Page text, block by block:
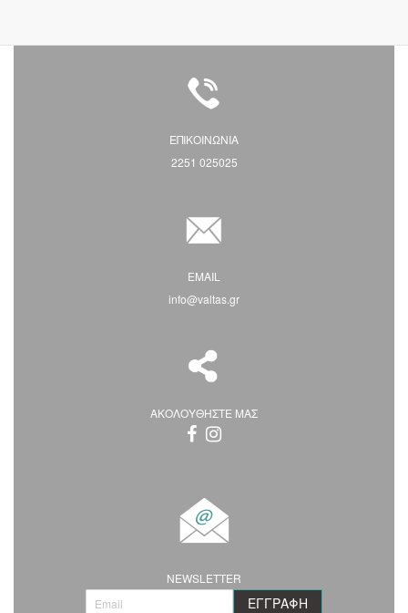
ΕΠΙΚΟΙΝΩΝΙΑ
2251 025025
EMAIL
info@valtas.gr
ΑΚΟΛΟΥΘΗΣΤΕ ΜΑΣ
NEWSLETTER
Ε
ΕΓΓΡΑΦΉ